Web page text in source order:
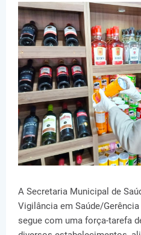
A Secretaria Municipal de
Vigilância em Saúde/
segue com uma força-tarefa